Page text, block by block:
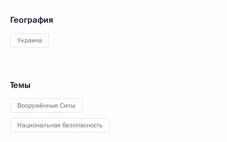
География
Украина
Темы
Вооружённые Силы
Национальная безопасность